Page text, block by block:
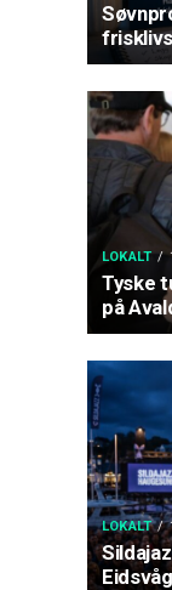
LOKALT
Tyske
på
LOKALT